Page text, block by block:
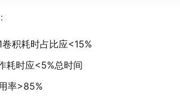
积耗时占比应<15%
耗时应<5%总时间
率>85%